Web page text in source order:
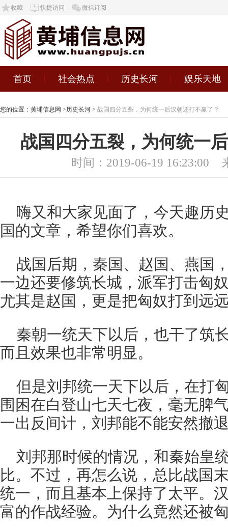
收藏 快捷访问 微信订阅
首页 社会热点 历史长河 娱乐天地
您的位置： 黄埔信息网 >历史长河 > 战国四分五裂，为何统一后汉朝还打不赢了？
战国四分五裂，为何统一
时间：2019-06-19 16:23:00
嗨又和大家见面了，今天趣历
国的文章，希望你们喜欢。
战国后期，秦国、赵国、燕国
一边还要修筑长城，派军打击匈
尤其是赵国，更是把匈奴打到远
秦朝一统天下以后，也干了筑
而且效果也非常明显。
但是刘邦统一天下以后，在打
围困在白登山七天七夜，毫无脾
一出反间计，刘邦能不能安然撤
刘邦那时候的情况，和秦始皇
比。不过，再怎么说，总比战国
统一，而且基本上保持了太平。
富的作战经验。为什么竟然还被